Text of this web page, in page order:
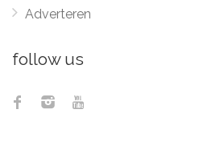
Adverteren
follow us